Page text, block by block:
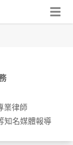
業律師
知名媒體報導